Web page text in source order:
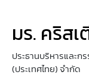
มร. คริส
ประธานบริหารและ
(ประเทศไทย) จำกัด